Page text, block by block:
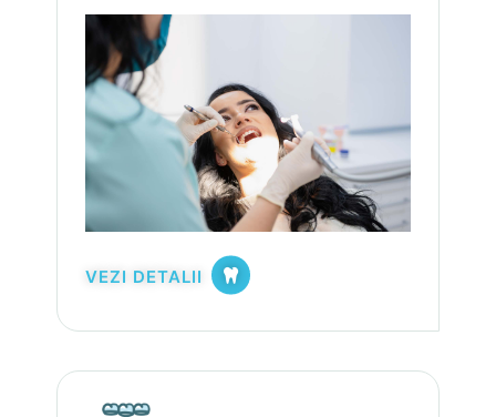
VEZI DETALII